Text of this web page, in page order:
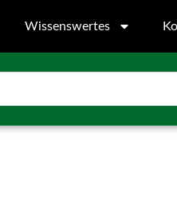
Wissenswertes